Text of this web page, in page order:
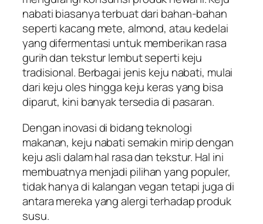
nabati biasanya terbuat dari bahan-bahan
seperti kacang mete, almond, atau kedelai
yang difermentasi untuk memberikan rasa
gurih dan tekstur lembut seperti keju
tradisional. Berbagai jenis keju nabati, mulai
dari keju oles hingga keju keras yang bisa
diparut, kini banyak tersedia di pasaran.
Dengan inovasi di bidang teknologi
makanan, keju nabati semakin mirip dengan
keju asli dalam hal rasa dan tekstur. Hal ini
membuatnya menjadi pilihan yang populer,
tidak hanya di kalangan vegan tetapi juga di
antara mereka yang alergi terhadap produk
susu.